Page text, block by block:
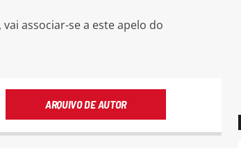
associar-se a este apelo do
ARQUIVO DE AUTOR